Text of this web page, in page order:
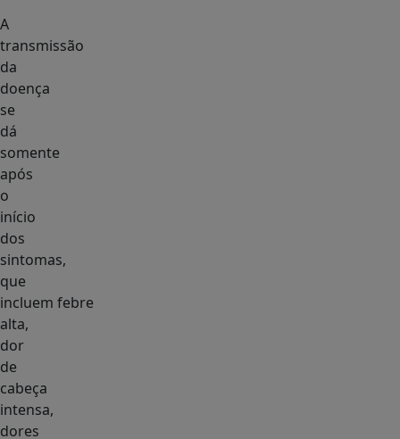
A
transmissão
da
doença
se
dá
somente
após
o
início
dos
sintomas,
que
incluem febre
alta,
dor
de
cabeça
intensa,
dores